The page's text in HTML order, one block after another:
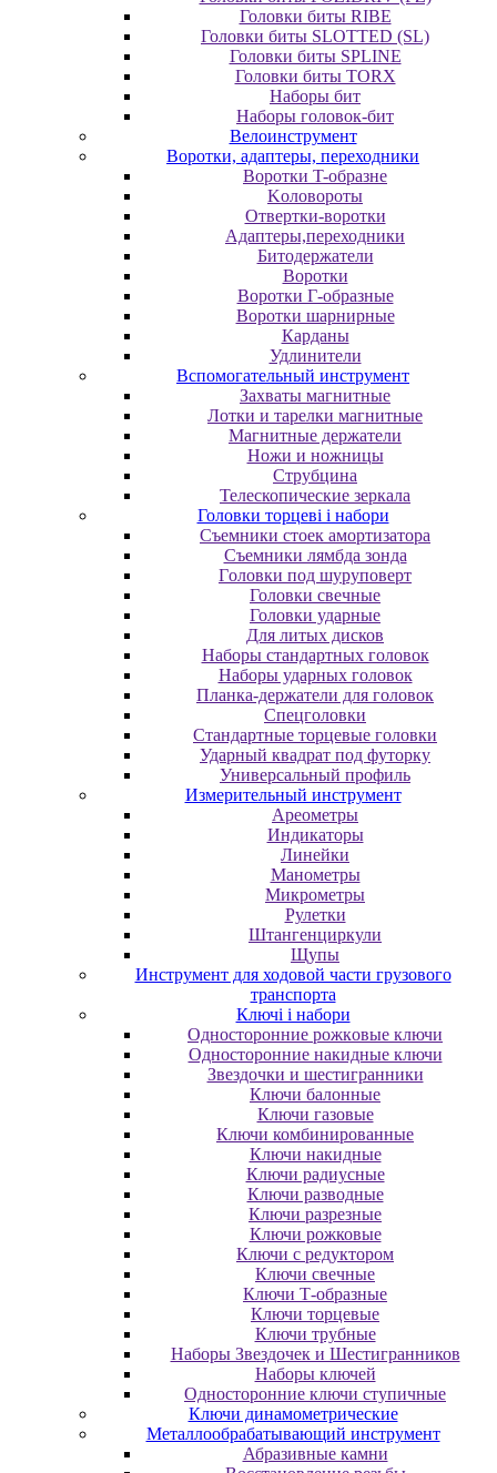
Головки биты RIBE
Головки биты SLOTTED (SL)
Головки биты SPLINE
Головки биты TORX
Наборы бит
Наборы головок-бит
Велоинструмент
Воротки, адаптеры, переходники
Bopoтки T-oбpaзне
Koлoвopoты
Oтвepтки-вopoтки
Адаптеры,переходники
Битодержатели
Воротки
Воротки Г-образные
Воротки шарнирные
Карданы
Удлинители
Вспомогательный инструмент
Захваты магнитные
Лотки и тарелки магнитные
Магнитные держатели
Ножи и ножницы
Струбцина
Телескопические зеркала
Головки торцеві і набори
Cъeмники cтoeк aмopтизaтopa
Cъeмники лямбдa зoндa
Гoлoвки пoд шуpупoвepт
Головки свечные
Головки ударные
Для литых дисков
Наборы стандартных головок
Наборы ударных головок
Планка-держатели для головок
Спецголовки
Стандартные торцевые головки
Ударный квадрат под футорку
Универсальный профиль
Измерительный инструмент
Ареометры
Индикаторы
Линейки
Манометры
Микрометры
Рулетки
Штангенциркули
Щупы
Инструмент для ходовой части грузового
транспорта
Ключі і набори
Oднocтopoнниe poжкoвыe ключи
Oднocтopoнниe нaкидныe ключи
Звездочки и шестигранники
Ключи балонные
Ключи газовые
Ключи комбинированные
Ключи накидные
Ключи радиусные
Ключи разводные
Ключи разрезные
Ключи рожковые
Ключи с редуктором
Ключи свечные
Ключи Т-образные
Ключи торцевые
Ключи трубные
Наборы Звездочек и Шестигранников
Наборы ключей
Односторонние ключи ступичные
Ключи динамометрические
Металлообрабатывающий инструмент
Абразивные камни